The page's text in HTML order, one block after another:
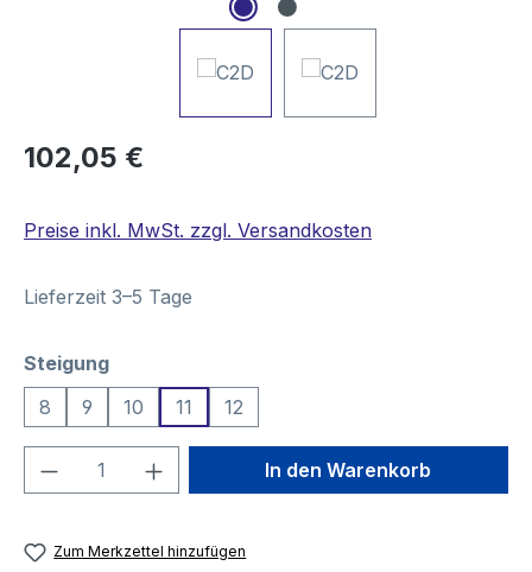
Regulärer Preis:
102,05 €
Preise inkl. MwSt. zzgl. Versandkosten
Lieferzeit 3–5 Tage
Steigungauswählen
8
9 10 11 12
Produkt Anzahl: Gib denIn den Warenkorb
Zum Merkzettel hinzufügen